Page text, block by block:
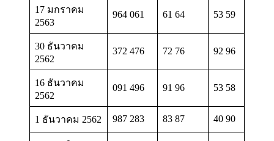
17 มกราคม
2563
964 061 61 64 53 59
30 ธันวาคม
2562
372 476 72 76 92 96
16 ธันวาคม
2562
091 496 91 96 53 58
1 ธันวาคม 2562 987 283 83 87 40 90